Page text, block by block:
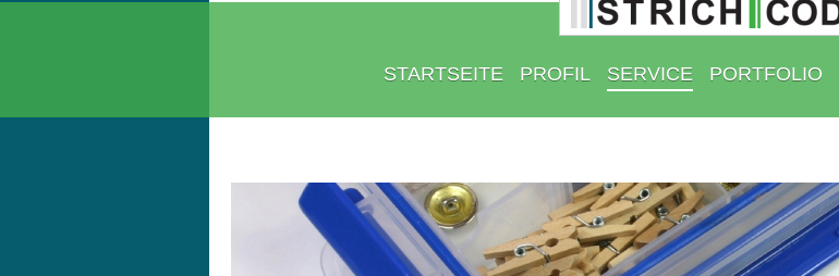
STARTSEITE PROFIL SERVICE PORTFOLIO